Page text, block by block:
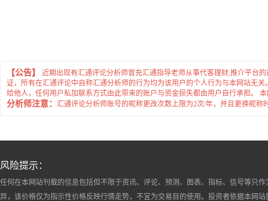
【公告】
近期出现有汇通评论分析师冒充汇通指导老师从事代客理财,推介平台
证，所有在汇通评论中自称汇通分析师的行为均为该用户的个人行为与本网站无
给他人，任何用户私加联系方式由此带来的账户与资金损失都由用户自行承担。
分析师注意： 汇通评论分析师账号的昵称更改次数上限为2次/年，并且更换昵称
风险提示：
任何在本网站刊载的信息包括但不限于资讯、评论、预测、图表、指标、信号等只
异，该价格仅为指示性价格反映行情走势，不宜为交易目的使用。投资者依据本网